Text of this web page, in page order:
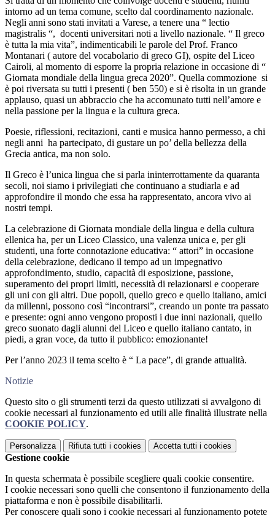
intorno ad un tema comune, scelto dal coordinamento nazionale.
Negli anni sono stati invitati a Varese, a tenere una “ lectio
magistralis “, docenti universitari noti a livello nazionale. “ Il greco
è tutta la mia vita”, indimenticabili le parole del Prof. Franco
Montanari ( autore del vocabolario di greco GI), ospite del Liceo
Cairoli, al momento di esporre la propria relazione in occasione di “
Giornata mondiale della lingua greca 2020”. Quella commozione si
è poi riversata su tutti i presenti ( ben 550) e si è risolta in un grande
applauso, quasi un abbraccio che ha accomunato tutti nell’amore e
nella passione per la lingua e la cultura greca.
Poesie, riflessioni, recitazioni, canti e musica hanno permesso, a chi
negli anni ha partecipato, di gustare un po’ della bellezza della
Grecia antica, ma non solo.
Il Greco è l’unica lingua che si parla ininterrottamente da quaranta
secoli, noi siamo i privilegiati che continuano a studiarla e ad
approfondire il mondo che essa ha rappresentato, ancora vivo ai
nostri tempi.
La celebrazione di Giornata mondiale della lingua e della cultura
ellenica ha, per un Liceo Classico, una valenza unica e, per gli
studenti, una forte connotazione educativa: “ attori” in occasione
della celebrazione, dedicano il tempo ad un impegnativo
approfondimento, studio, capacità di esposizione, passione,
superamento dei propri limiti, necessità di relazionarsi e cooperare
gli uni con gli altri. Due popoli, quello greco e quello italiano, amici
da millenni, possono così “incontrarsi”, creando un ponte tra passato
e presente: ogni anno vengono proposti i due inni nazionali, quello
greco suonato dagli alunni del Liceo e quello italiano cantato, in
piedi, a gran voce, da tutto il pubblico: emozionante!
Per l’anno 2023 il tema scelto è “ La pace”, di grande attualità.
Notizie
Questo sito o gli strumenti terzi da questo utilizzati si avvalgono di
cookie necessari al funzionamento ed utili alle finalità illustrate nella
COOKIE POLICY.
Personalizza Rifiuta tutti i cookies Accetta tutti i cookies
Gestione cookie
In questa schermata è possibile scegliere quali cookie consentire.
I cookie necessari sono quelli che consentono il funzionamento della
piattaforma e non è possibile disabilitarli.
Per conoscere quali sono i cookie necessari al funzionamento potete